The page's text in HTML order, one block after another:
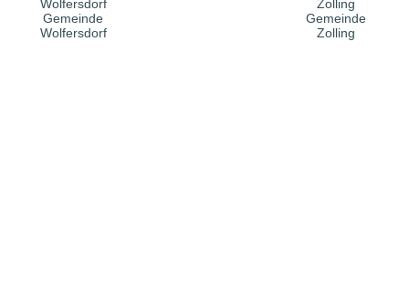
Gemeinde
Wolfersdorf
Gemeinde
Zolling